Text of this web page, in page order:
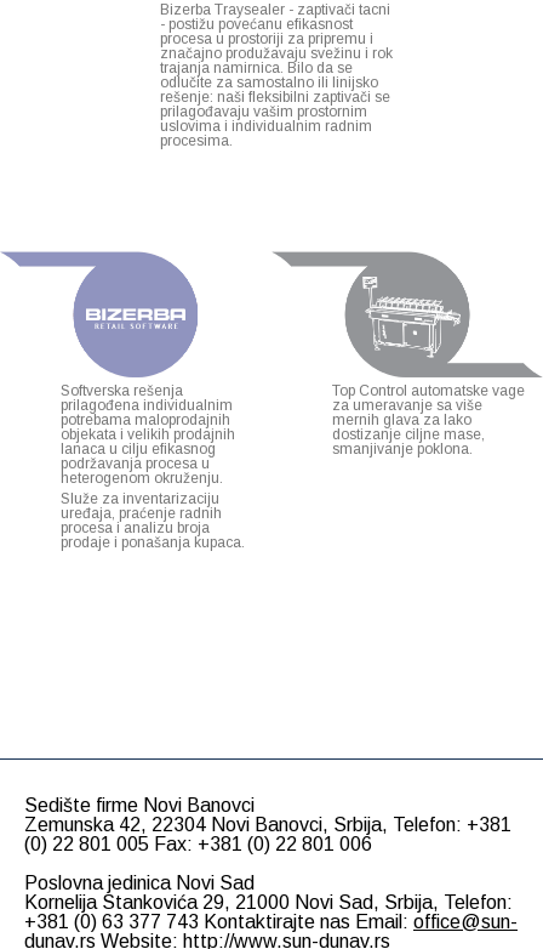
Bizerba Traysealer - zaptivači tacni
- postižu povećanu efikasnost
procesa u prostoriji za pripremu i
značajno produžavaju svežinu i rok
trajanja namirnica. Bilo da se
odlučite za samostalno ili linijsko
rešenje: naši fleksibilni zaptivači se
prilagođavaju vašim prostornim
uslovima i individualnim radnim
procesima.
Softverska rešenja
prilagođena individualnim
potrebama maloprodajnih
objekata i velikih prodajnih
lanaca u cilju efikasnog
podržavanja procesa u
heterogenom okruženju.
Služe za inventarizaciju
uređaja, praćenje radnih
procesa i analizu broja
prodaje i ponašanja kupaca.
Top Control automatske vage
za umeravanje sa više
mernih glava za lako
dostizanje ciljne mase,
smanjivanje poklona.
Sedište firme Novi Banovci
Zemunska 42, 22304 Novi Banovci, Srbija, Telefon: +381
(0) 22 801 005 Fax: +381 (0) 22 801 006
Poslovna jedinica Novi Sad
Kornelija Stankovića 29, 21000 Novi Sad, Srbija, Telefon:
+381 (0) 63 377 743 Kontaktirajte nas Email: office@sun-
dunav.rs Website: http://www.sun-dunav.rs